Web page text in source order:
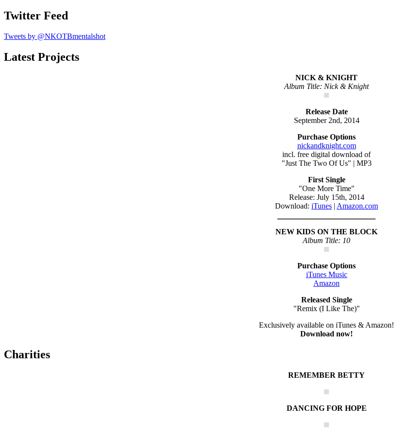
Twitter Feed
Tweets by @NKOTBmentalshot
Latest Projects
NICK & KNIGHT
Album Title: Nick & Knight
Release Date
September 2nd, 2014
Purchase Options
nickandknight.com
incl. free digital download of
"Just The Two Of Us" | MP3
First Single
"One More Time"
Release: July 15th, 2014
Download: iTunes | Amazon.com
NEW KIDS ON THE BLOCK
Album Title: 10
Purchase Options
iTunes Music
Amazon
Released Single
"Remix (I Like The)"
Exclusively available on iTunes & Amazon!
Download now!
Charities
REMEMBER BETTY
DANCING FOR HOPE